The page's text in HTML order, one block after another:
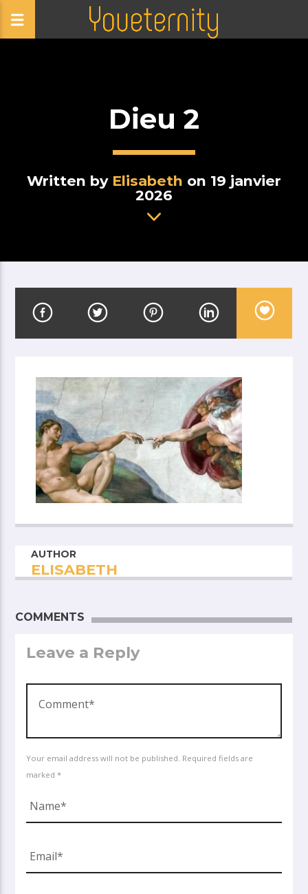
Dieu 2
Written by Elisabeth on 19 janvier
2026
AUTHOR
ELISABETH
COMMENTS
Leave a Reply
Your email address will not be published. Required fields are
marked *